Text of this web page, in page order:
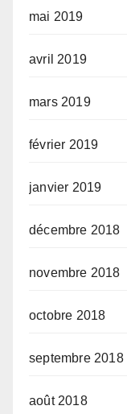
mai 2019
avril 2019
mars 2019
février 2019
janvier 2019
décembre 2018
novembre 2018
octobre 2018
septembre 2018
août 2018